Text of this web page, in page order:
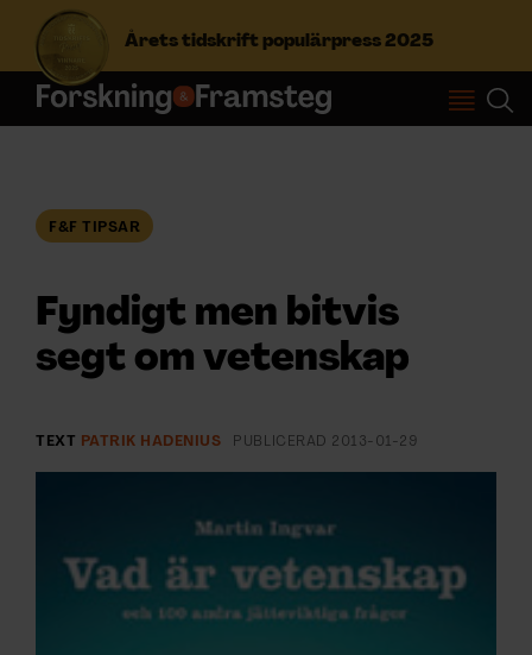
Årets tidskrift populärpress 2025
S
f
r
:
Logga in
ÄMNEN
ARKIV & E-TIDNING
LYSSNA/PODD
F&F TIPSAR
Fyndigt men bitvis
segt om vetenskap
TEXT PATRIK HADENIUS PUBLICERAD 2013-01-29